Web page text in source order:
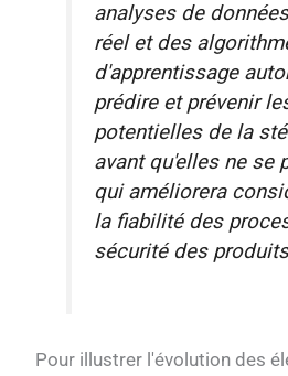
analyses de
réel et des
d'apprentissage
prédire et prévenir
potentielles de la
avant qu'elles ne se
qui améliorera
la fiabilité des
sécurité des
Pour illustrer l'évolution des